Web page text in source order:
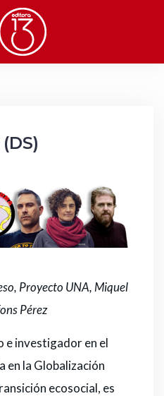
Proyecto UNA, Miquel
Pérez
e investigador en el
en la Globalización
ecosocial, es